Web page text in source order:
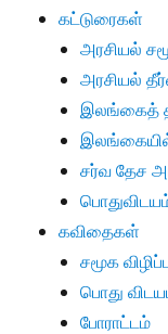
கட்டுரைகள்
அரசியல்
அரசியல்
இலங்கைத்
சர்வ தேச
கவிதைகள்
சமூக
பொது
போராட்டம்